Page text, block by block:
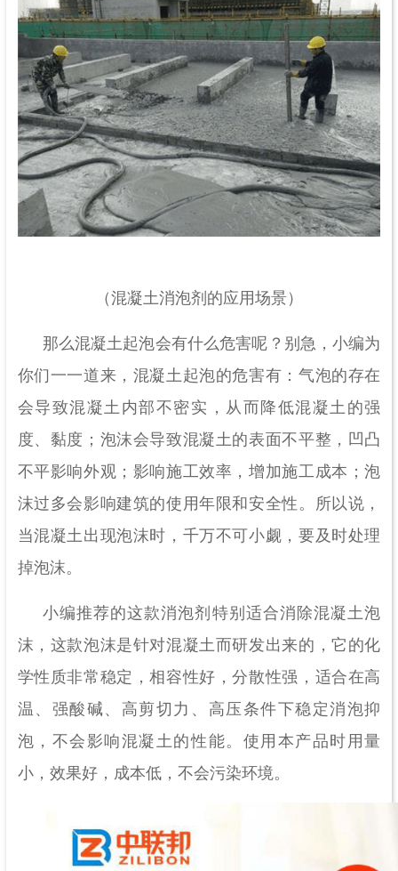
（混凝土消泡剂的应用场景）
那么混凝土起泡会有什么危害呢？别急，小编为
你们一一道来，混凝土起泡的危害有：气泡的存在
会导致混凝土内部不密实，从而降低混凝土的强
度、黏度；泡沫会导致混凝土的表面不平整，凹凸
不平影响外观；影响施工效率，增加施工成本；泡
沫过多会影响建筑的使用年限和安全性。所以说，
当混凝土出现泡沫时，千万不可小觑，要及时处理
掉泡沫。
小编推荐的这款消泡剂特别适合消除混凝土泡
沫，这款泡沫是针对混凝土而研发出来的，它的化
学性质非常稳定，相容性好，分散性强，适合在高
温、强酸碱、高剪切力、高压条件下稳定消泡抑
泡，不会影响混凝土的性能。使用本产品时用量
小，效果好，成本低，不会污染环境。